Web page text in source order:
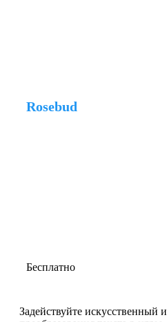
Rosebud
Бесплатно
Задействуйте искусственный